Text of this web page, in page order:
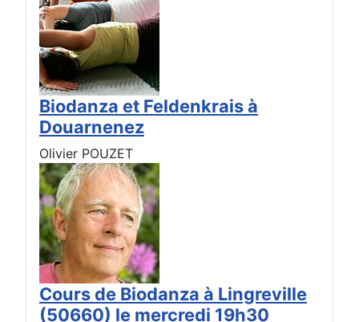
Biodanza et Feldenkrais à
Douarnenez
Olivier POUZET
Cours de Biodanza à Lingreville
(50660) le mercredi 19h30